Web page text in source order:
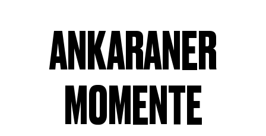
KEINE AUSWAHLANKARANER
MOMENTE